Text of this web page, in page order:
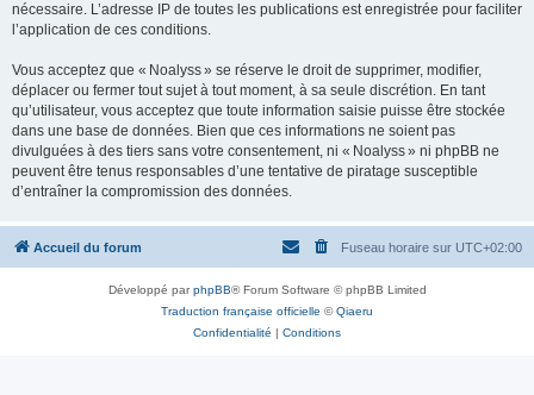
nécessaire. L’adresse IP de toutes les publications est enregistrée pour faciliter
l’application de ces conditions.
Vous acceptez que « Noalyss » se réserve le droit de supprimer, modifier,
déplacer ou fermer tout sujet à tout moment, à sa seule discrétion. En tant
qu’utilisateur, vous acceptez que toute information saisie puisse être stockée
dans une base de données. Bien que ces informations ne soient pas
divulguées à des tiers sans votre consentement, ni « Noalyss » ni phpBB ne
peuvent être tenus responsables d’une tentative de piratage susceptible
d’entraîner la compromission des données.
Accueil du forum Fuseau horaire sur UTC+02:00
Développé parphpBB® Forum Software © phpBB Limited
Traduction française officielle ©Qiaeru
Confidentialité | Conditions